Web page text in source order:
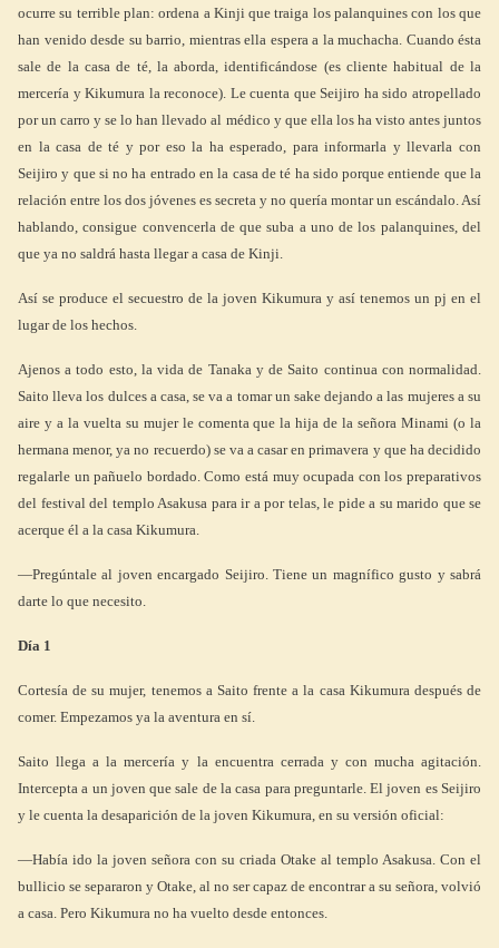
ocurre su terrible plan: ordena a Kinji que traiga los palanquines con los que
han venido desde su barrio, mientras ella espera a la muchacha. Cuando ésta
sale de la casa de té, la aborda, identificándose (es cliente habitual de la
mercería y Kikumura la reconoce). Le cuenta que Seijiro ha sido atropellado
por un carro y se lo han llevado al médico y que ella los ha visto antes juntos
en la casa de té y por eso la ha esperado, para informarla y llevarla con
Seijiro y que si no ha entrado en la casa de té ha sido porque entiende que la
relación entre los dos jóvenes es secreta y no quería montar un escándalo. Así
hablando, consigue convencerla de que suba a uno de los palanquines, del
que ya no saldrá hasta llegar a casa de Kinji.
Así se produce el secuestro de la joven Kikumura y así tenemos un pj en el
lugar de los hechos.
Ajenos a todo esto, la vida de Tanaka y de Saito continua con normalidad.
Saito lleva los dulces a casa, se va a tomar un sake dejando a las mujeres a su
aire y a la vuelta su mujer le comenta que la hija de la señora Minami (o la
hermana menor, ya no recuerdo) se va a casar en primavera y que ha decidido
regalarle un pañuelo bordado. Como está muy ocupada con los preparativos
del festival del templo Asakusa para ir a por telas, le pide a su marido que se
acerque él a la casa Kikumura.
—Pregúntale al joven encargado Seijiro. Tiene un magnífico gusto y sabrá
darte lo que necesito.
Día 1
Cortesía de su mujer, tenemos a Saito frente a la casa Kikumura después de
comer. Empezamos ya la aventura en sí.
Saito llega a la mercería y la encuentra cerrada y con mucha agitación.
Intercepta a un joven que sale de la casa para preguntarle. El joven es Seijiro
y le cuenta la desaparición de la joven Kikumura, en su versión oficial:
—Había ido la joven señora con su criada Otake al templo Asakusa. Con el
bullicio se separaron y Otake, al no ser capaz de encontrar a su señora, volvió
a casa. Pero Kikumura no ha vuelto desde entonces.